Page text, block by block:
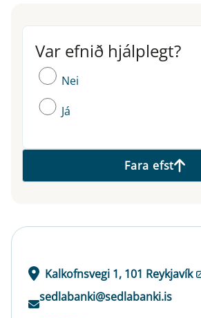
Var efnið hjálplegt?
Var efnið hjálplegt?
Nei
Já
Fara efst
Kalkofnsvegi 1, 101 Reykjavík
sedlabanki@sedlabanki.is